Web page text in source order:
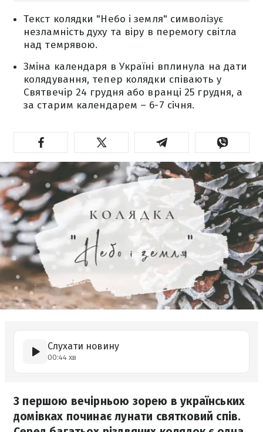
Текст колядки "Небо і земля" символізує
незламність духу та віру в перемогу світла
над темрявою.
Зміна календаря в Україні вплинула на дати
колядування, тепер колядки співають у
Святвечір 24 грудня або вранці 25 грудня, а
за старим календарем – 6-7 січня.
Слухати новину
00:44 хв
З першою вечірньою зорею в українських
домівках починає лунати святковий спів.